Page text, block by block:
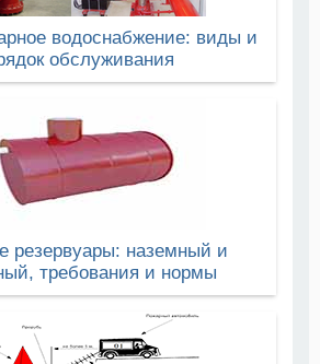
водоснабжение: виды и
обслуживания
резервуары: наземный и
требования и нормы